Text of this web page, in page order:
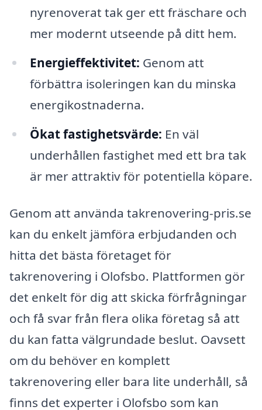
nyrenoverat tak ger ett fräschare och
mer modernt utseende på ditt hem.
Energieffektivitet: Genom att
förbättra isoleringen kan du minska
energikostnaderna.
Ökat fastighetsvärde: En väl
underhållen fastighet med ett bra tak
är mer attraktiv för potentiella köpare.
Genom att använda takrenovering-pris.se
kan du enkelt jämföra erbjudanden och
hitta det bästa företaget för
takrenovering i Olofsbo. Plattformen gör
det enkelt för dig att skicka förfrågningar
och få svar från flera olika företag så att
du kan fatta välgrundade beslut. Oavsett
om du behöver en komplett
takrenovering eller bara lite underhåll, så
finns det experter i Olofsbo som kan